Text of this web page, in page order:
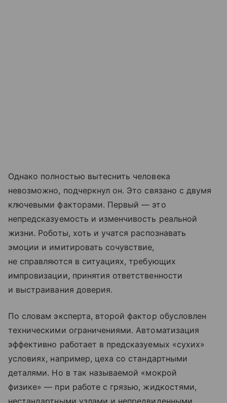
Однако полностью вытеснить человека
невозможно, подчеркнул он. Это связано с двумя
ключевыми факторами. Первый — это
непредсказуемость и изменчивость реальной
жизни. Роботы, хоть и учатся распознавать
эмоции и имитировать сочувствие,
не справляются в ситуациях, требующих
импровизации, принятия ответственности
и выстраивания доверия.
По словам эксперта, второй фактор обусловлен
техническими ограничениями. Автоматизация
эффективно работает в предсказуемых «сухих»
условиях, например, цеха со стандартными
деталями. Но в так называемой «мокрой
физике» — при работе с грязью, жидкостями,
нестандартными узлами и непредвиденными